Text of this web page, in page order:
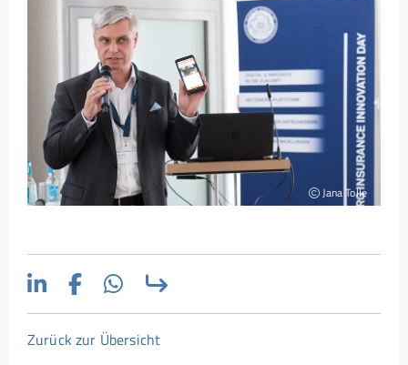
Jana Tolle
Zurück zur Übersicht